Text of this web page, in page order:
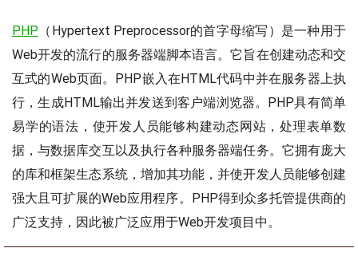
PHP （Hypertext Preprocessor的首字母缩写）是一种用于
Web开发的流行的服务器端脚本语言。它旨在创建动态和交
互式的Web页面。PHP嵌入在HTML代码中并在服务器上执
行，生成HTML输出并发送到客户端浏览器。PHP具有简单
易学的语法，使开发人员能够构建动态网站，处理表单数
据，与数据库交互以及执行各种服务器端任务。它拥有庞大
的库和框架生态系统，增加其功能，并使开发人员能够创建
强大且可扩展的Web应用程序。PHP得到众多托管提供商的
广泛支持，因此被广泛应用于Web开发项目中。